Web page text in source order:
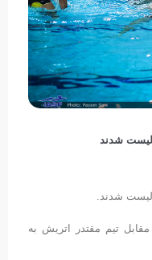
شدند
شدند.
مقابل تیم مقتدر اتریش به